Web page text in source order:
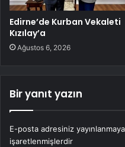
Edirne’de Kurban Vekaleti
Kızılay’a
Ağustos 6, 2026
Bir yanıt yazın
E-posta adresiniz
işaretlenmişlerdir